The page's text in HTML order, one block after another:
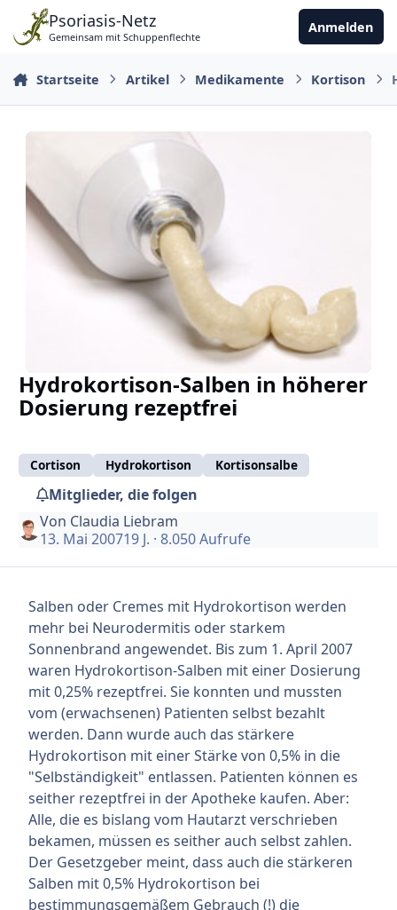
Zu Inhalt springen
Psoriasis-Netz
Gemeinsam mit Schuppenflechte
Anmelden
Startseite Artikel Medikamente Kortison
Hydrokortison-Salben in höherer
Dosierung rezeptfrei
Cortison Hydrokortison Kortisonsalbe
Mitglieder, die folgen
Von Claudia Liebram
13. Mai 200719 J. · 8.050 Aufrufe
Salben oder Cremes mit Hydrokortison werden
mehr bei Neurodermitis oder starkem
Sonnenbrand angewendet. Bis zum 1. April 2007
waren Hydrokortison-Salben mit einer Dosierung
mit 0,25% rezeptfrei. Sie konnten und mussten
vom (erwachsenen) Patienten selbst bezahlt
werden. Dann wurde auch das stärkere
Hydrokortison mit einer Stärke von 0,5% in die
"Selbständigkeit" entlassen. Patienten können es
seither rezeptfrei in der Apotheke kaufen. Aber:
Alle, die es bislang vom Hautarzt verschrieben
bekamen, müssen es seither auch selbst zahlen.
Der Gesetzgeber meint, dass auch die stärkeren
Salben mit 0,5% Hydrokortison bei
bestimmungsgemäßem Gebrauch (!) die